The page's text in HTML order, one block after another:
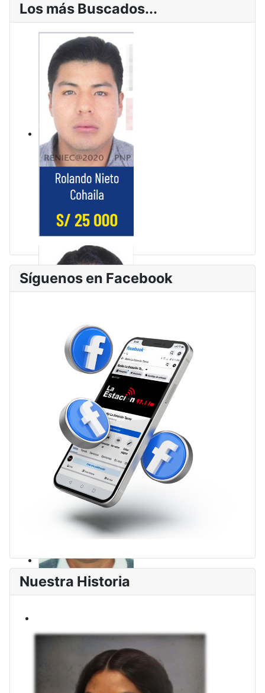
Los más Buscados...
Síguenos en Facebook
Nuestra Historia